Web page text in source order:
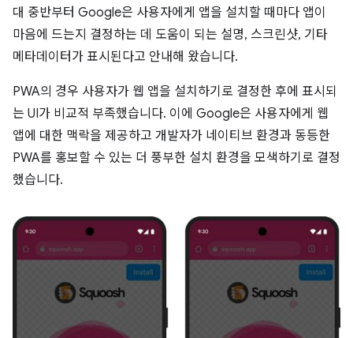
대 중반부터 Google은 사용자에게 앱을 설치할 때마다 앱이
마음에 드는지 결정하는 데 도움이 되는 설명, 스크린샷, 기타
메타데이터가 표시된다고 안내해 왔습니다.
PWA의 경우 사용자가 웹 앱을 설치하기로 결정한 후에 표시되
는 UI가 비교적 부족했습니다. 이에 Google은 사용자에게 웹
앱에 대한 맥락을 제공하고 개발자가 네이티브 환경과 동등한
PWA를 홍보할 수 있는 더 풍부한 설치 환경을 모색하기로 결정
했습니다.